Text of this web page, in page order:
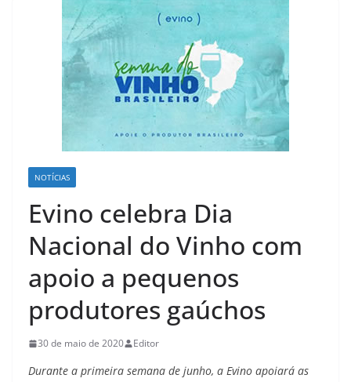
NOTÍCIAS
Evino celebra Dia
Nacional do Vinho com
apoio a pequenos
produtores gaúchos
30 de maio de 2020 Editor
Durante a primeira semana de junho, a Evino apoiará as